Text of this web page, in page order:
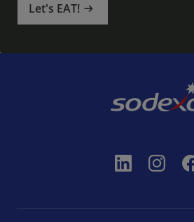
Let's EAT!